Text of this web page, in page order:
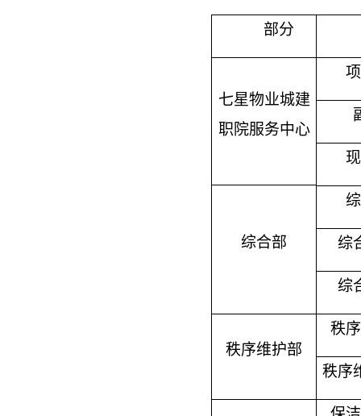
部分
七星物业城建
职院服务中心
综合部 综
综
秩序维护部
秩
秩序